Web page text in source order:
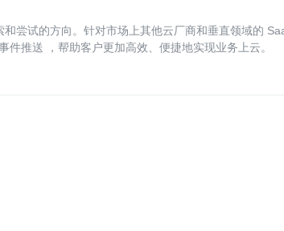
尝试的方向。针对市场上其他云厂商和垂直领域的
推送 ，帮助客户更加高效、便捷地实现业务上云。